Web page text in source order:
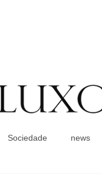
Sociedade news